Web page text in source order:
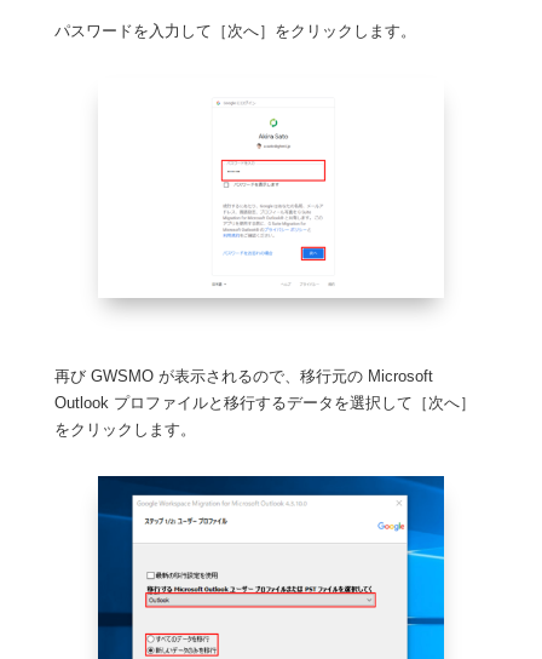
パスワードを入力して［次へ］をクリックします。
再び GWSMO が表示されるので、移行元の Microsoft
Outlook プロファイルと移行するデータを選択して［次へ］
をクリックします。